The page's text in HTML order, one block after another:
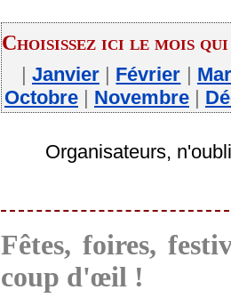
Choisissez ici le mois
| Janvier| Février |
Octobre | Novembre |
Organisateurs,
Fêtes, foires,
coup d'œil !